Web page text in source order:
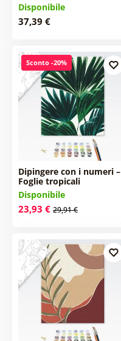
Disponibile
37,39 €
Sconto -20%
Dipingere con i numeri –
Foglie tropicali
Disponibile
23,93 € 29,91 €